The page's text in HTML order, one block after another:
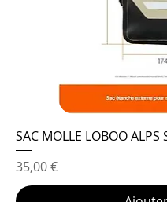
SAC MOLLE LOBOO ALPS
Prix
35,00 €